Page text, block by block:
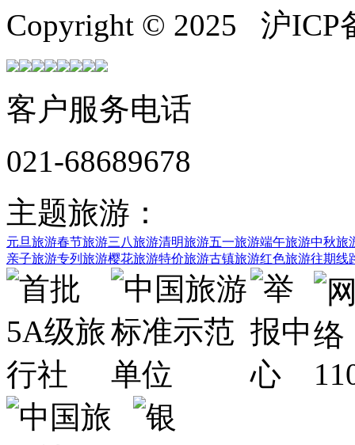
Copyright © 2025 沪ICP
客户服务电话
021-68689678
主题旅游：
元旦旅游春节旅游三八旅游清明旅游五一旅游端午旅游中秋旅
亲子旅游专列旅游樱花旅游特价旅游古镇旅游红色旅游往期线